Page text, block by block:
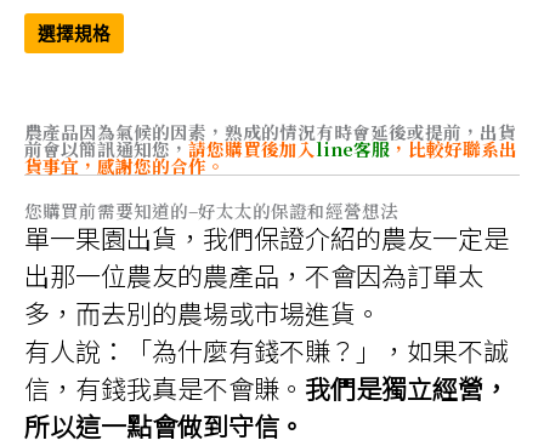
選擇規格
此
品
式。
可
在
產
品
頁
面
選
擇
選
項
農產品因為氣候的因素，熟成的情況有時會延後或提前，出貨
前會以簡訊通知您，請您購買後加入line客服，比較好聯系出
貨事宜，感謝您的合作。
您購買前需要知道的–好太太的保證和經營想法
單一果園出貨，我們保證介紹的農友一定是
出那一位農友的農產品，不會因為訂單太
多，而去別的農場或市場進貨。
有人說：「為什麼有錢不賺？」，如果不誠
信，有錢我真是不會賺。 我們是獨立經營，
所以這一點會做到守信。